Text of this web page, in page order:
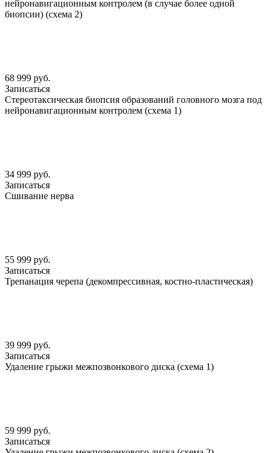
нейронавигационным контролем (в случае более одной
биопсии) (схема 2)
68 999 руб.
Записаться
Стереотаксическая биопсия образований головного мозга под
нейронавигационным контролем (схема 1)
34 999 руб.
Записаться
Сшивание нерва
55 999 руб.
Записаться
Трепанация черепа (декомпрессивная, костно-пластическая)
39 999 руб.
Записаться
Удаление грыжи межпозвонкового диска (схема 1)
59 999 руб.
Записаться